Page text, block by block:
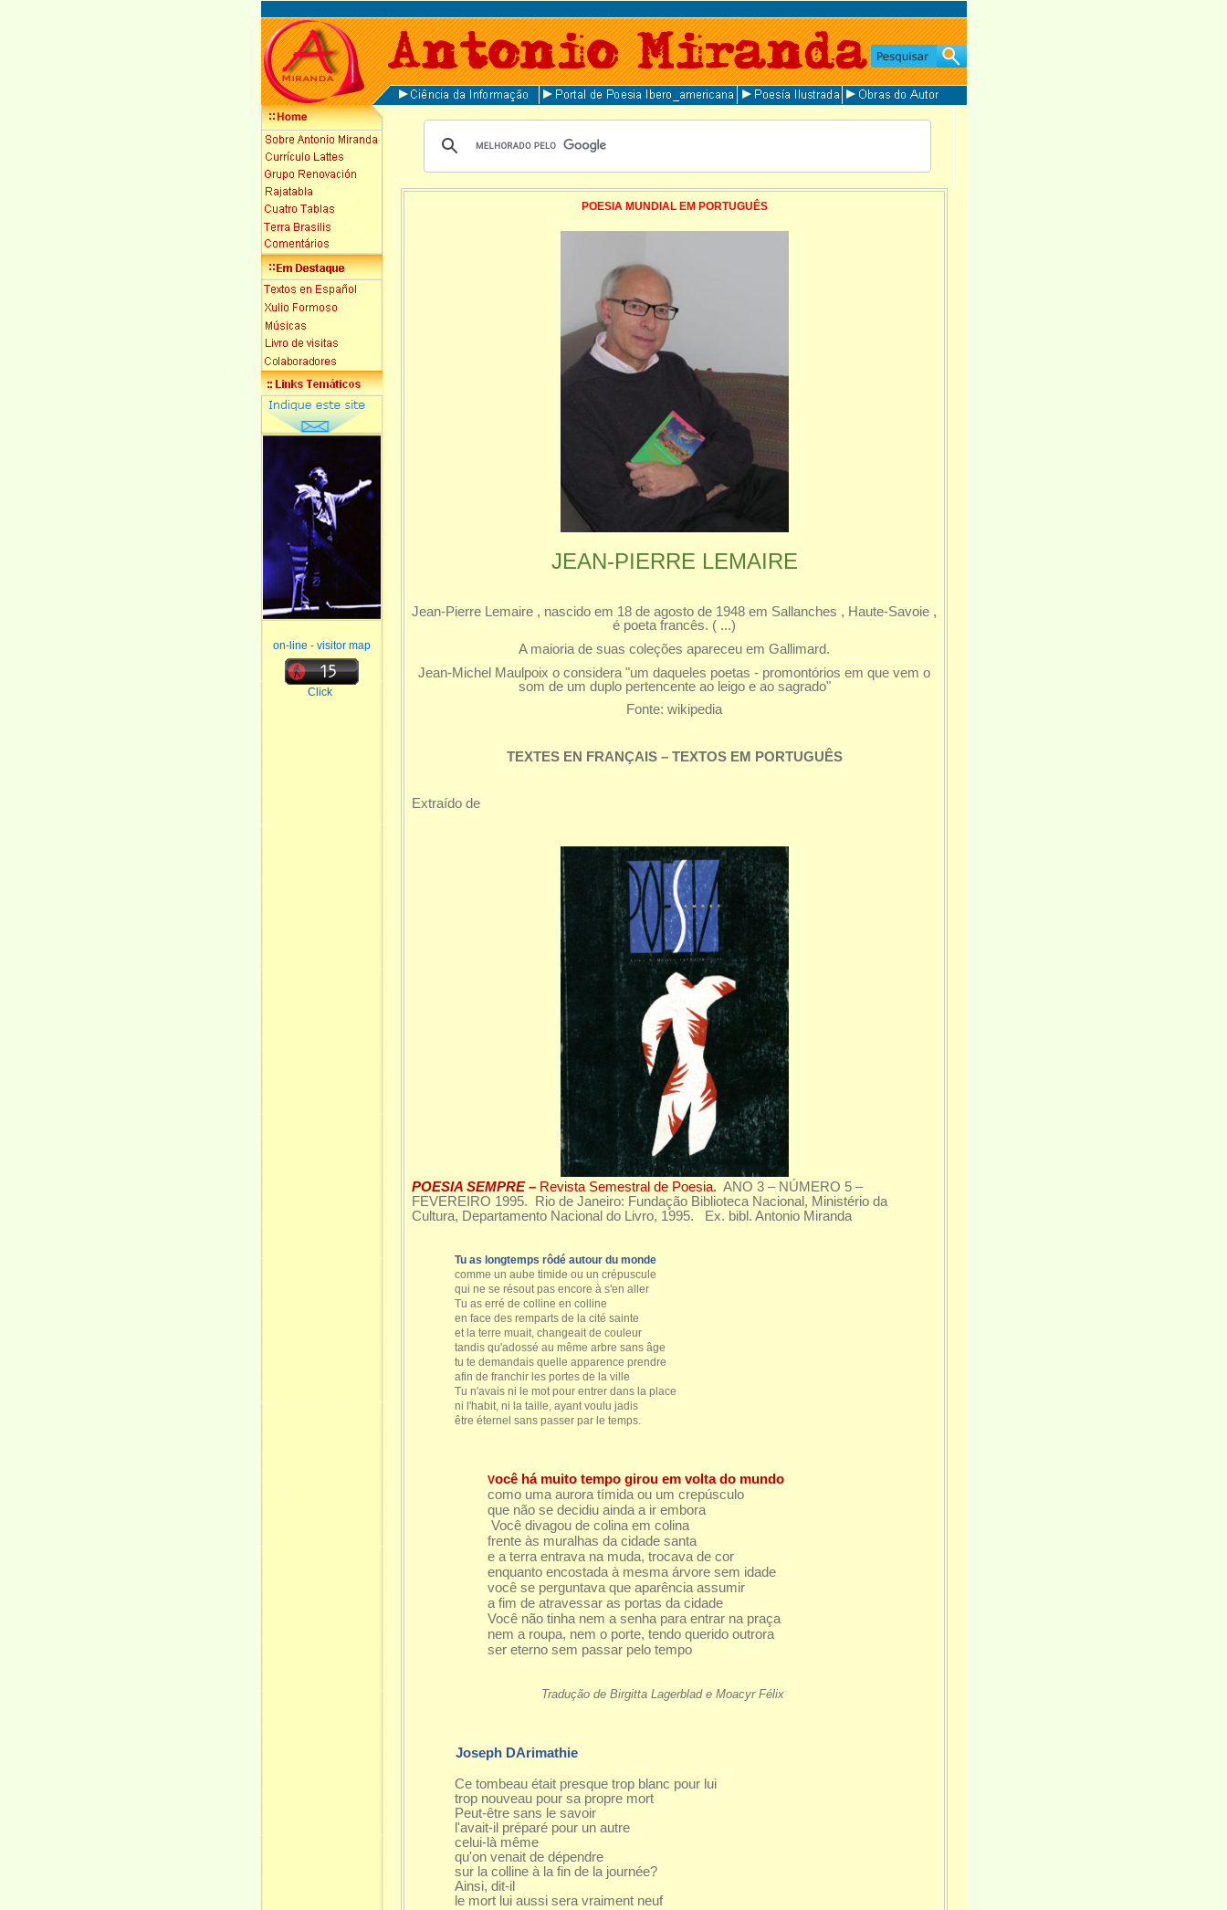
on-line - visitor map
Click
POESIA MUNDIAL EM PORTUGUÊS
JEAN-PIERRE LEMAIRE
Jean-Pierre Lemaire , nascido em 18 de agosto de 1948 em Sallanches , Haute-Savoie ,
é poeta francês. ( ...)
A maioria de suas coleções apareceu em Gallimard.
Jean-Michel Maulpoix o considera "um daqueles poetas - promontórios em que vem o
som de um duplo pertencente ao leigo e ao sagrado"
Fonte: wikipedia
TEXTES EN FRANÇAIS – TEXTOS EM PORTUGUÊS
Extraído de
POESIA SEMPRE – Revista Semestral de Poesia. ANO 3 – NÚMERO 5 –
FEVEREIRO 1995. Rio de Janeiro: Fundação Biblioteca Nacional, Ministério da
Cultura, Departamento Nacional do Livro, 1995. Ex. bibl. Antonio Miranda
Tu as longtemps rôdé autour du monde
comme un aube timide ou un crépuscule
qui ne se résout pas encore à s'en aller
Tu as erré de colline en colline
en face des remparts de la cité sainte
et la terre muait, changeait de couleur
tandis qu'adossé au même arbre sans âge
tu te demandais quelle apparence prendre
afin de franchir les portes de la ville
Tu n'avais ni le mot pour entrer dans la place
ni l'habit, ni la taille, ayant voulu jadis
être éternel sans passer par le temps.
Você há muito tempo girou em volta do mundo
como uma aurora tímida ou um crepúsculo
que não se decidiu ainda a ir embora
Você divagou de colina em colina
frente às muralhas da cidade santa
e a terra entrava na muda, trocava de cor
enquanto encostada à mesma árvore sem idade
você se perguntava que aparência assumir
a fim de atravessar as portas da cidade
Você não tinha nem a senha para entrar na praça
nem a roupa, nem o porte, tendo querido outrora
ser eterno sem passar pelo tempo
Tradução de Birgitta Lagerblad e Moacyr Félix
Joseph DArimathie
Ce tombeau était presque trop blanc pour lui
trop nouveau pour sa propre mort
Peut-être sans le savoir
l'avait-il préparé pour un autre
celui-là même
qu'on venait de dépendre
sur la colline à la fin de la journée?
Ainsi, dit-il
le mort lui aussi sera vraiment neuf